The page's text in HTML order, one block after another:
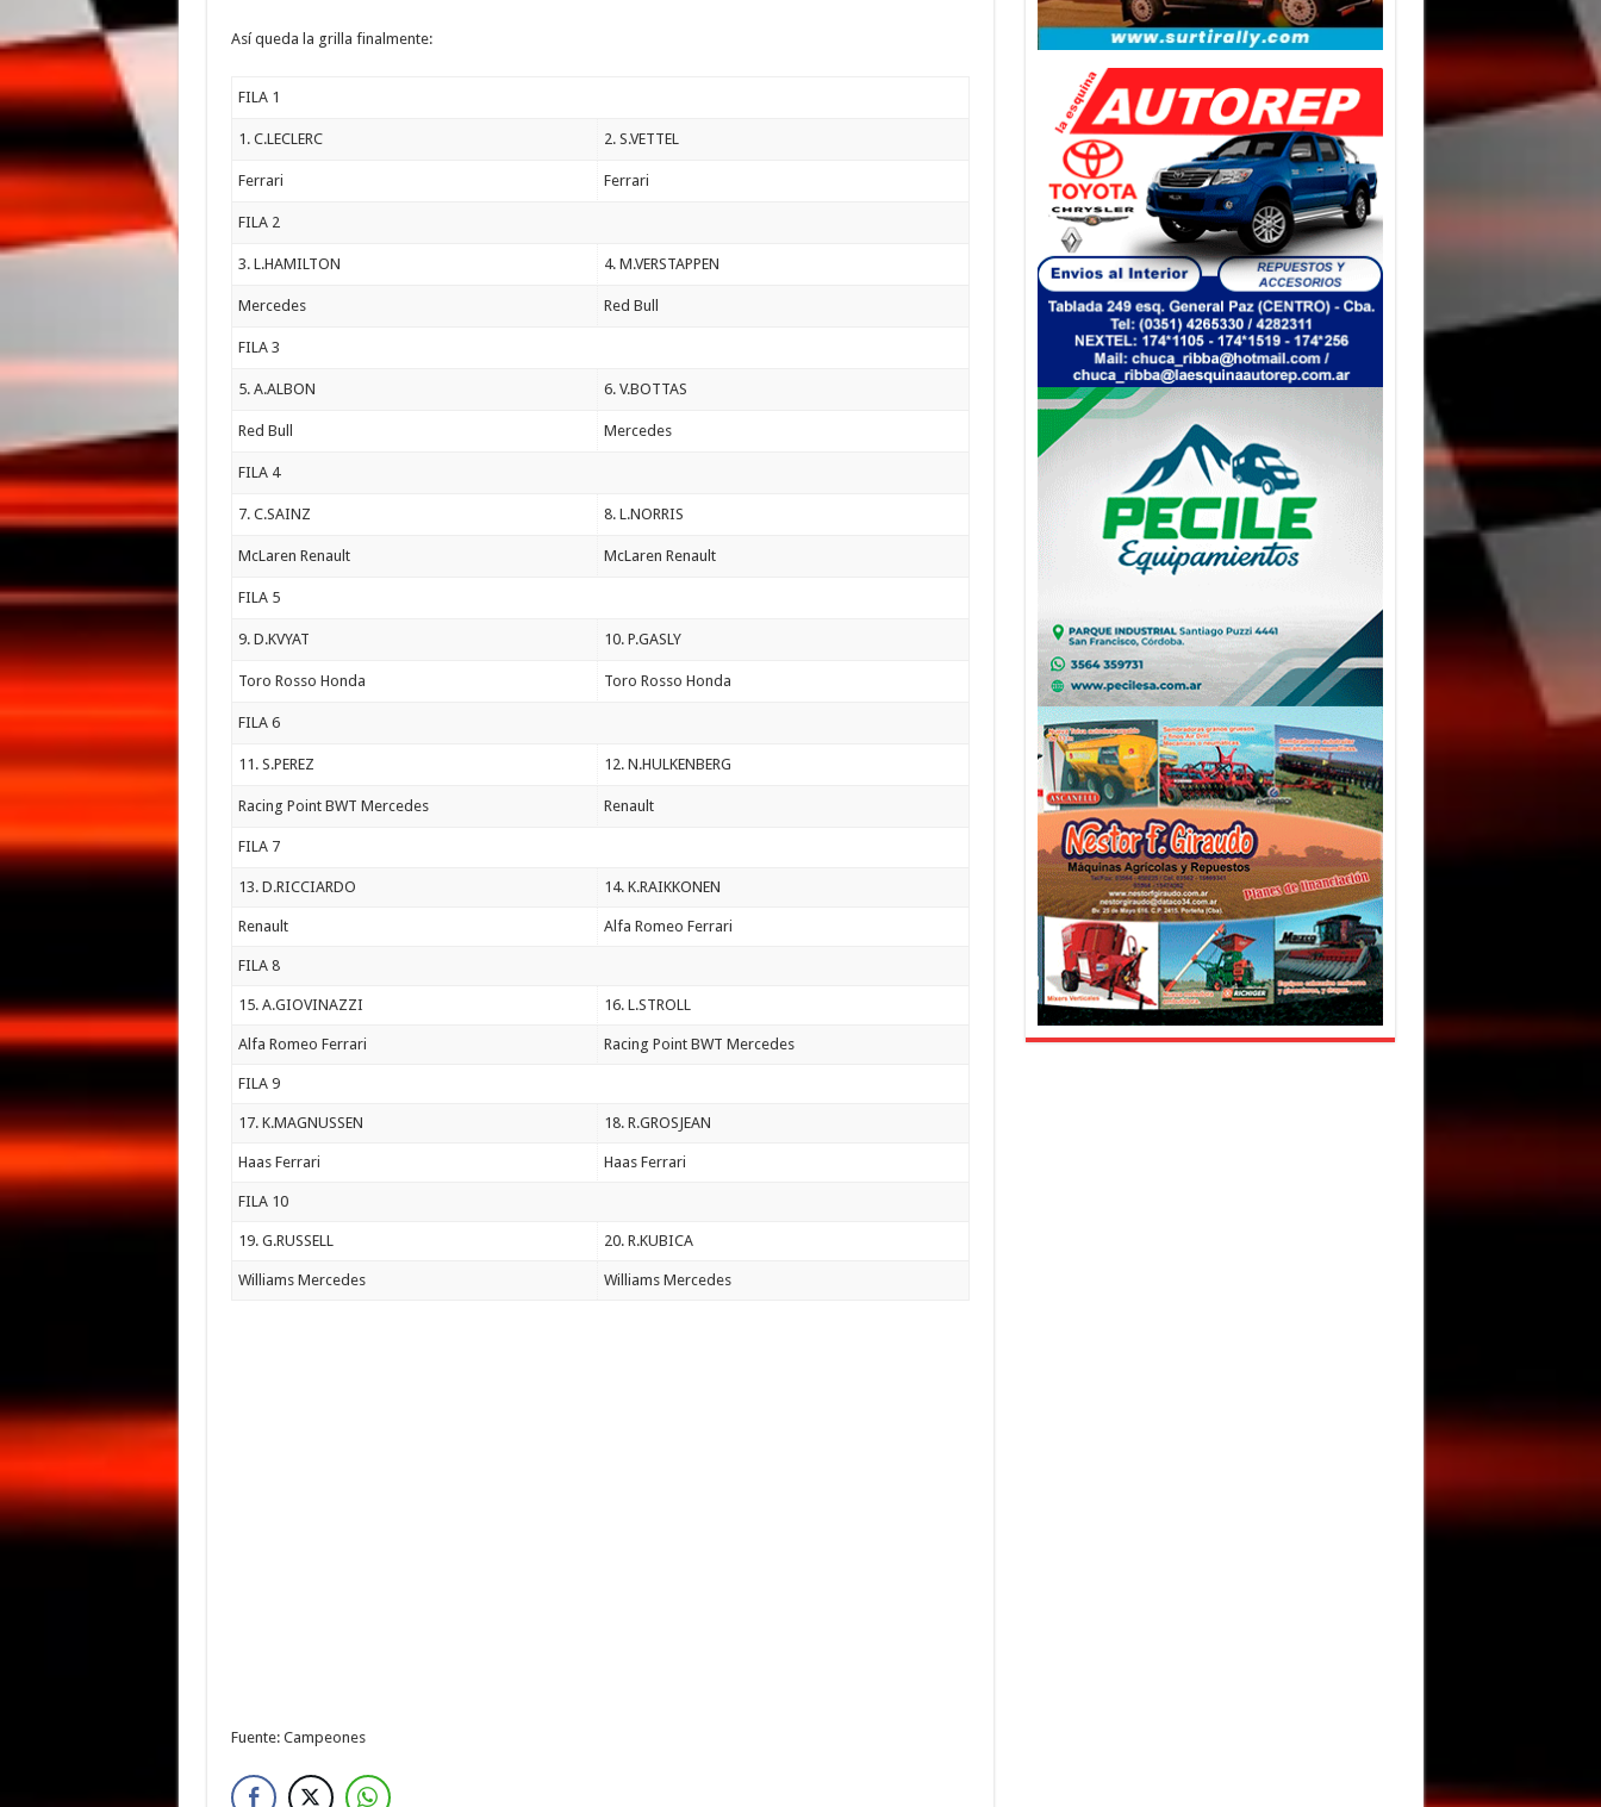
Así queda la grilla finalmente:
FILA 1
1. C.LECLERC 2. S.VETTEL
Ferrari Ferrari
FILA 2
3. L.HAMILTON 4. M.VERSTAPPEN
Mercedes Red Bull
FILA 3
5. A.ALBON 6. V.BOTTAS
Red Bull Mercedes
FILA 4
7. C.SAINZ 8. L.NORRIS
McLaren Renault McLaren Renault
FILA 5
9. D.KVYAT 10. P.GASLY
Toro Rosso Honda Toro Rosso Honda
FILA 6
11. S.PEREZ 12. N.HULKENBERG
Racing Point BWT Mercedes Renault
FILA 7
13. D.RICCIARDO 14. K.RAIKKONEN
Renault Alfa Romeo Ferrari
FILA 8
15. A.GIOVINAZZI 16. L.STROLL
Alfa Romeo Ferrari Racing Point BWT Mercedes
FILA 9
17. K.MAGNUSSEN 18. R.GROSJEAN
Haas Ferrari Haas Ferrari
FILA 10
19. G.RUSSELL 20. R.KUBICA
Williams Mercedes Williams Mercedes
Fuente: Campeones